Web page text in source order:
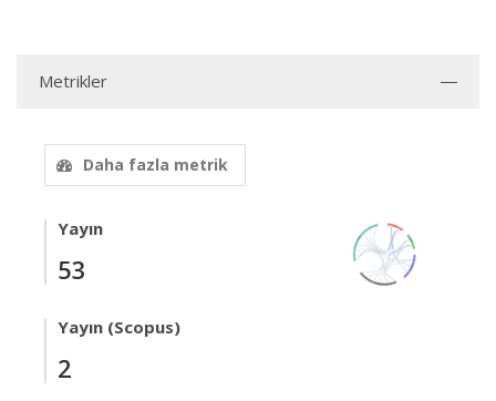
Metrikler
Daha fazla metrik
Yayın
53
Yayın (Scopus)
2